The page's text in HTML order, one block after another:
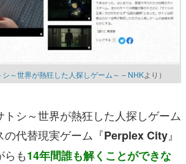
～世界が熱狂した人探しゲーム～ – NHKより）
シ～世界が熱狂した人探しゲーム
の代替現実ゲーム『Perplex City』
らも14年間誰も解くことができな